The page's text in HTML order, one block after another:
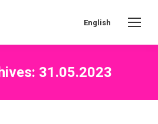
English
31.05.2023